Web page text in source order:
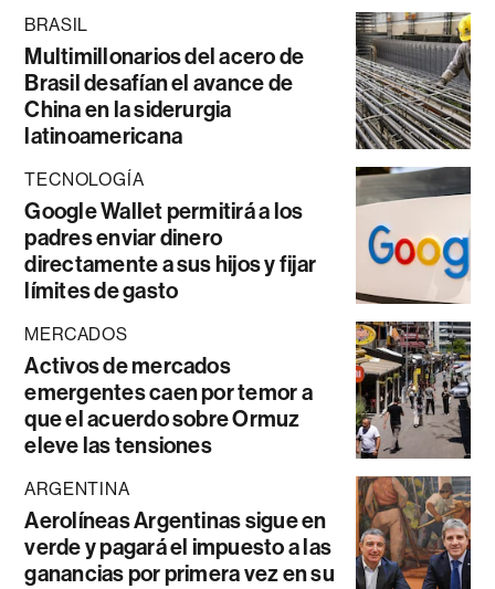
BRASIL
Multimillonarios del acero de
Brasil desafían el avance de
China en la siderurgia
latinoamericana
TECNOLOGÍA
Google Wallet permitirá a los
padres enviar dinero
directamente a sus hijos y fijar
límites de gasto
MERCADOS
Activos de mercados
emergentes caen por temor a
que el acuerdo sobre Ormuz
eleve las tensiones
ARGENTINA
Aerolíneas Argentinas sigue en
verde y pagará el impuesto a las
ganancias por primera vez en su